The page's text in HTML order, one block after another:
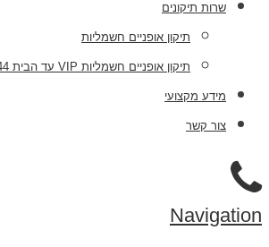
שרות תיקונים
תיקון אופניים חשמליות
תיקון אופניים חשמליות VIP עד הבית 03-6918944
מידע מקצועי
צור קשר
Navigation